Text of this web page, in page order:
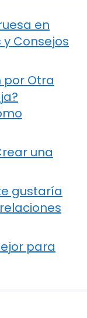
en
y Consejos
por Otra
una
gustaría
para